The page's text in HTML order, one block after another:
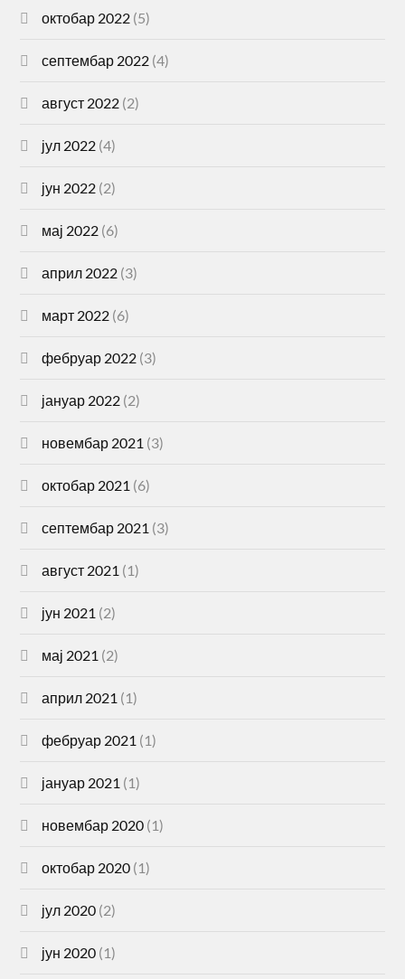
октобар 2022 (5)
септембар 2022 (4)
август 2022 (2)
јул 2022 (4)
јун 2022 (2)
мај 2022 (6)
април 2022 (3)
март 2022 (6)
фебруар 2022 (3)
јануар 2022 (2)
новембар 2021 (3)
октобар 2021 (6)
септембар 2021 (3)
август 2021 (1)
јун 2021 (2)
мај 2021 (2)
април 2021 (1)
фебруар 2021 (1)
јануар 2021 (1)
новембар 2020 (1)
октобар 2020 (1)
јул 2020 (2)
јун 2020 (1)